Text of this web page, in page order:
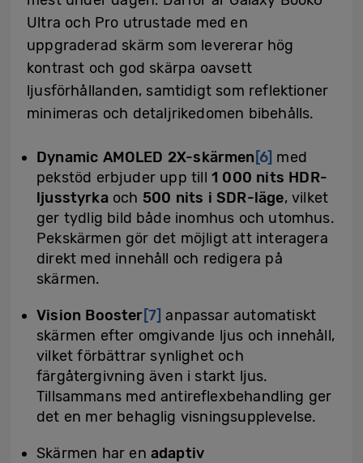
Ultra och Pro utrustade med en
uppgraderad skärm som levererar hög
kontrast och god skärpa oavsett
ljusförhållanden, samtidigt som reflektioner
minimeras och detaljrikedomen bibehålls.
Dynamic AMOLED 2X-skärmen [6] med
pekstöd erbjuder upp till 1 000 nits HDR-
ljusstyrkaoch 500 nits i SDR-läge, vilket
ger tydlig bild både inomhus och utomhus.
Pekskärmen gör det möjligt att interagera
direkt med innehåll och redigera på
skärmen.
Vision Booster[7] anpassar automatiskt
skärmen efter omgivande ljus och innehåll,
vilket förbättrar synlighet och
färgåtergivning även i starkt ljus.
Tillsammans med antireflexbehandling ger
det en mer behaglig visningsupplevelse.
Skärmen har en adaptiv